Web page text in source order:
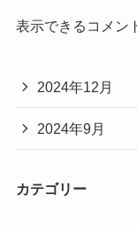
表示できるコメン
2024年12月
2024年9月
カテゴリー